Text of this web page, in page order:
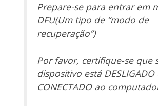
Prepare-se para entrar em
DFU(Um tipo de “modo de
recuperação”)
Por favor, certifique-se que
dispositivo está DESLIGADO
CONECTADO ao